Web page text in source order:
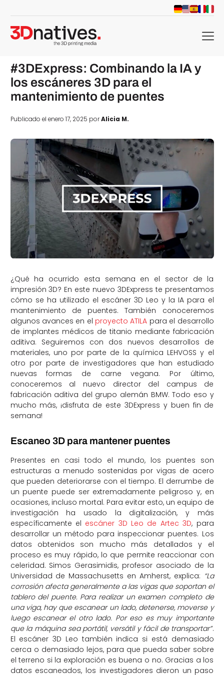
menu
#3DExpress: Combinando la IA y
los escáneres 3D para el
mantenimiento de puentes
Publicado el enero 17, 2025 porAlicia M.
¿Qué ha ocurrido esta semana en el sector de la
impresión 3D? En este nuevo 3DExpress te presentamos
cómo se ha utilizado el escáner 3D Leo y la IA para el
mantenimiento de puentes. También conoceremos
algunos avances en el proyecto ATILA para el desarrollo
de implantes médicos de titanio mediante fabricación
aditiva. Seguiremos con dos nuevos desarrollos de
materiales, uno por parte de la química LEHVOSS y el
otro por parte de investigadores que han estudiado
nuevas formas de carne vegana. Por último,
conoceremos al nuevo director del campus de
fabricación aditiva del grupo alemán BMW. Todo eso y
mucho más, ¡disfruta de este 3DExpress y buen fin de
semana!
Escaneo 3D para mantener puentes
Presentes en casi todo el mundo, los puentes son
estructuras a menudo sostenidas por vigas de acero
que pueden deteriorarse con el tiempo. El derrumbe de
un puente puede ser extremadamente peligroso y, en
ocasiones, incluso mortal. Para evitar esto, un equipo de
investigación ha usado la digitalización, y más
específicamente el escáner 3D Leo de Artec 3D, para
desarrollar un método para inspeccionar puentes. Los
datos obtenidos son mucho más detallados y el
proceso es muy rápido, lo que permite reaccionar con
celeridad. Simos Gerasimidis, profesor asociado de la
Universidad de Massachusetts en Amherst, explica: “La
corrosión afecta generalmente a las vigas que soportan el
tablero del puente. Para realizar un examen completo de
una viga, hay que escanear un lado, detenerse, moverse y
luego escanear el otro lado. Por eso es muy importante
que la máquina sea portátil, versátil y fácil de transportar”.
El escáner 3D Leo también indica si está demasiado
cerca o demasiado lejos, para que pueda saber sobre
el terreno si la exploración es buena o no. Gracias a los
datos escaneados, los investigadores dieron un paso